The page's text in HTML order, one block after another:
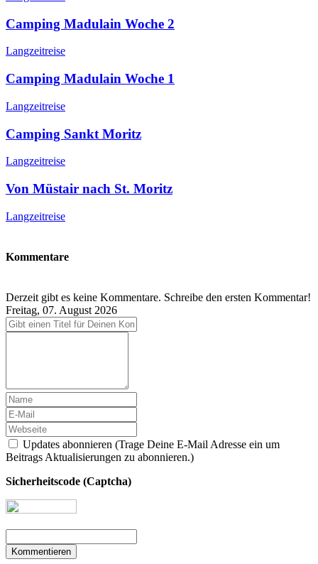
Camping Madulain Woche 2
Langzeitreise
Camping Madulain Woche 1
Langzeitreise
Camping Sankt Moritz
Langzeitreise
Von Müstair nach St. Moritz
Langzeitreise
Kommentare
Derzeit gibt es keine Kommentare. Schreibe den ersten Kommentar!
Freitag, 07. August 2026
Updates abonnieren (Trage Deine E-Mail Adresse ein um
Beitrags Aktualisierungen zu abonnieren.)
Sicherheitscode (Captcha)
Kommentieren